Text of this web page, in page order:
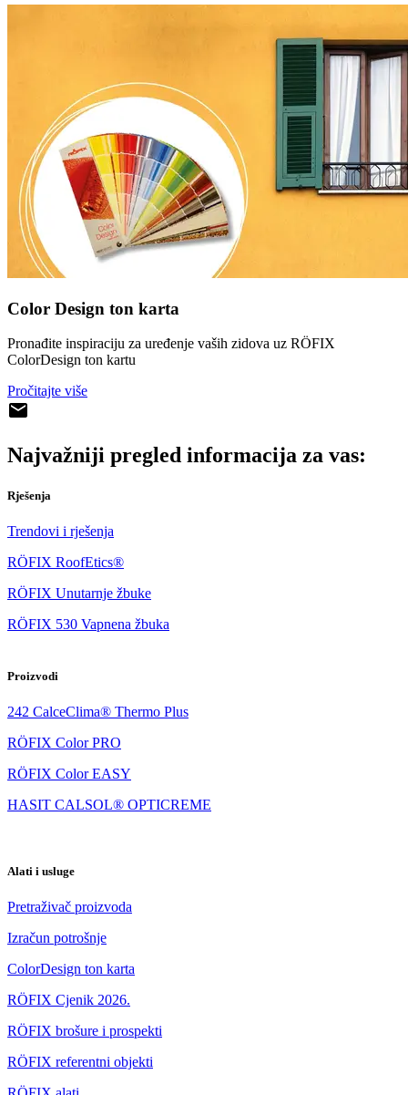
Color Design ton karta
Pronađite inspiraciju za uređenje vaših zidova uz RÖFIX
ColorDesign ton kartu
Pročitajte više
Najvažniji pregled informacija za vas:
Rješenja
Trendovi i rješenja
RÖFIX RoofEtics®
RÖFIX Unutarnje žbuke
RÖFIX 530 Vapnena žbuka
Proizvodi
242 CalceClima® Thermo Plus
RÖFIX Color PRO
RÖFIX Color EASY
HASIT CALSOL® OPTICREME
Alati i usluge
Pretraživač proizvoda
Izračun potrošnje
ColorDesign ton karta
RÖFIX Cjenik 2026.
RÖFIX brošure i prospekti
RÖFIX referentni objekti